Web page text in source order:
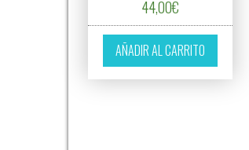
44,00€
AÑADIR AL CARRITO